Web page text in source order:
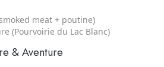
meat + poutine)
(Pourvoirie du Lac Blanc)
& Aventure